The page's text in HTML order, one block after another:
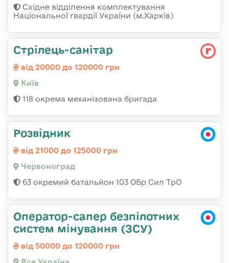
Східне відділення комплектування
Національної гвардії України (м.Харків)
Стрілець-санітар
від 20000 до 120000 грн
Київ
118 окрема механізована бригада
Розвідник
від 21000 до 125000 грн
Червоноград
63 окремий батальйон 103 ОБр Сил ТрО
Оператор-сапер безпілотних
систем мінування (ЗСУ)
від 50000 до 120000 грн